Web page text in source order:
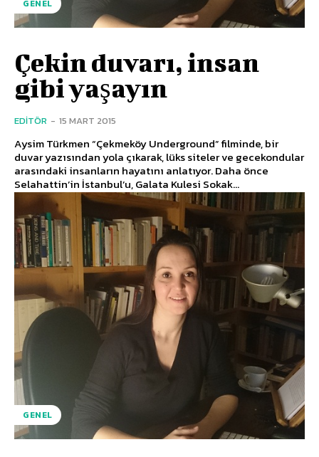
GENEL
Çekin duvarı, insan
gibi yaşayın
EDITÖR - 15 MART 2015
Aysim Türkmen “Çekmeköy Underground” filminde, bir
duvar yazısından yola çıkarak, lüks siteler ve gecekondular
arasındaki insanların hayatını anlatıyor. Daha önce
Selahattin’in İstanbul’u, Galata Kulesi Sokak...
GENEL